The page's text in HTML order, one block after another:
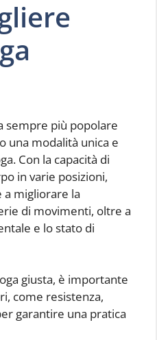
sempre più popolare
una modalità unica e
Con la capacità di
in varie posizioni,
a migliorare la
di movimenti, oltre a
e lo stato di
giusta, è importante
come resistenza,
garantire una pratica